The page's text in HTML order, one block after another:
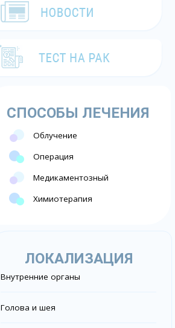
СПОСОБЫ ЛЕЧЕНИЯ
Облучение
Операция
Медикаментозный
Химиотерапия
ЛОКАЛИЗАЦИЯ
Внутренние органы
Голова и шея